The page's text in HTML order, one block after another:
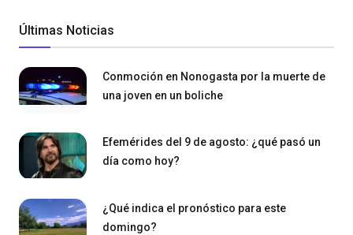
Últimas Noticias
Conmoción en Nonogasta por la muerte de
una joven en un boliche
Efemérides del 9 de agosto: ¿qué pasó un
día como hoy?
¿Qué indica el pronóstico para este
domingo?